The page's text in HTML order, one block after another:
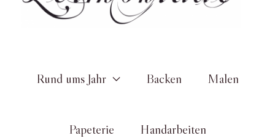
Rund ums Jahr Backen Malen
Papeterie Handarbeiten